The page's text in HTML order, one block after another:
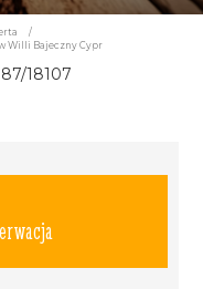
/
Willi Bajeczny Cypr
18107